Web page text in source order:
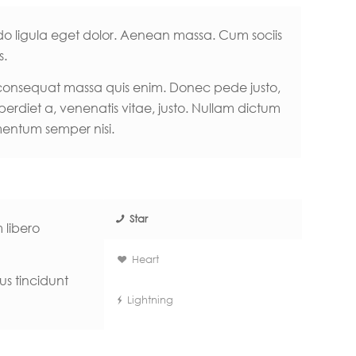
ligula eget dolor. Aenean massa. Cum sociis
massa quis enim. Donec pede justo,
a, venenatis vitae, justo. Nullam dictum
semper nisi.
Star
Heart
Lightning
libero
tincidunt